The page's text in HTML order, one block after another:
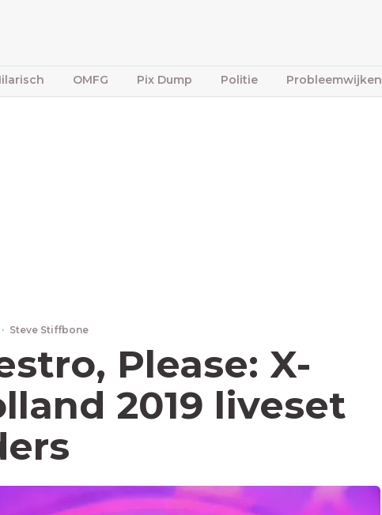
OMFG Pix Dump Politie Probleemwijken
· Steve Stiffbone
Please: X-
2019 liveset